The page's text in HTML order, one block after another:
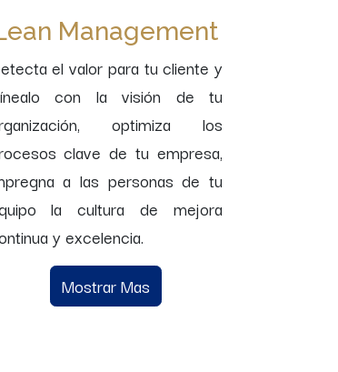
Management
el valor para tu cliente y
con la visión de tu
optimiza los
clave de tu empresa,
a las personas de tu
la cultura de mejora
y excelencia.
Mostrar Mas